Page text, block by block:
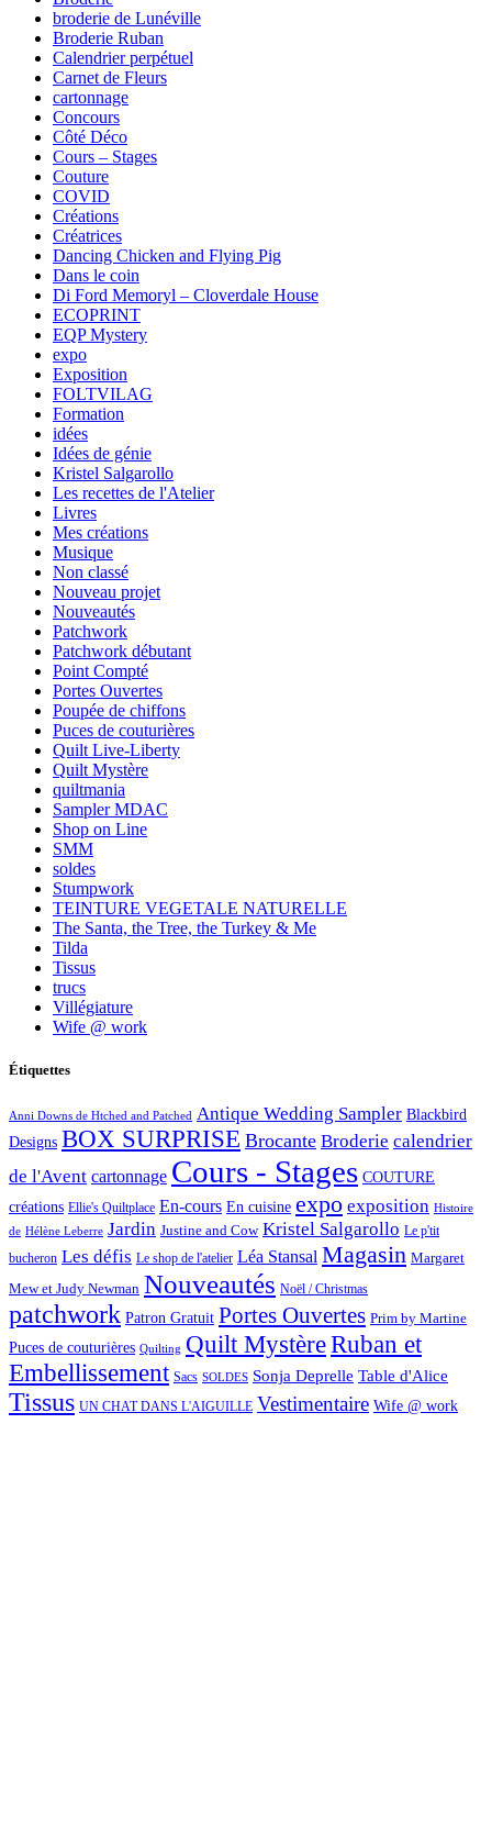
broderie de Lunéville
Broderie Ruban
Calendrier perpétuel
Carnet de Fleurs
cartonnage
Concours
Côté Déco
Cours – Stages
Couture
COVID
Créations
Créatrices
Dancing Chicken and Flying Pig
Dans le coin
Di Ford Memoryl – Cloverdale House
ECOPRINT
EQP Mystery
expo
Exposition
FOLTVILAG
Formation
idées
Idées de génie
Kristel Salgarollo
Les recettes de l'Atelier
Livres
Mes créations
Musique
Non classé
Nouveau projet
Nouveautés
Patchwork
Patchwork débutant
Point Compté
Portes Ouvertes
Poupée de chiffons
Puces de couturières
Quilt Live-Liberty
Quilt Mystère
quiltmania
Sampler MDAC
Shop on Line
SMM
soldes
Stumpwork
TEINTURE VEGETALE NATURELLE
The Santa, the Tree, the Turkey & Me
Tilda
Tissus
trucs
Villégiature
Wife @ work
Étiquettes
Anni Downs de Htched and Patched Antique Wedding Sampler Blackbird
Designs BOX SURPRISE Brocante Broderie calendrier
de l'Avent cartonnage Cours - Stages COUTURE
créations Ellie's Quiltplace En-cours En cuisine expo exposition Histoire
de Hélène Leberre Jardin Justine and Cow Kristel Salgarollo Le p'tit
bucheron Les défis Le shop de l'atelier Léa Stansal Magasin Margaret
Mew et Judy Newman Nouveautés Noël / Christmas
patchwork Patron Gratuit Portes Ouvertes Prim by Martine
Puces de couturières Quilting Quilt MystèreRuban et
Embellissement Sacs SOLDES Sonja Deprelle Table d'Alice
Tissus UN CHAT DANS L'AIGUILLE Vestimentaire Wife @ work